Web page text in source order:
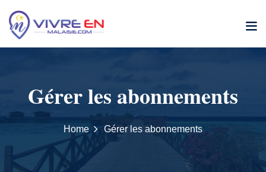
content
Gérer les abonnements
Home Gérer les abonnements